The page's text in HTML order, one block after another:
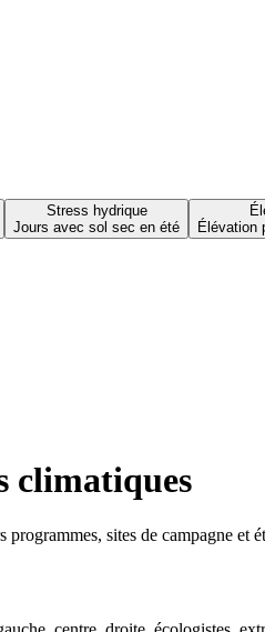
Stress hydrique
Jours avec sol sec en été
Élévation
climatiques
sites de campagne et